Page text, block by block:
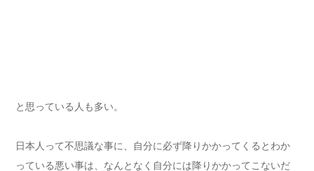
と思っている人も多い。
日本人って不思議な事に、自分に必ず降りかかってくるとわか
っている悪い事は、なんとなく自分には降りかかってこないだ